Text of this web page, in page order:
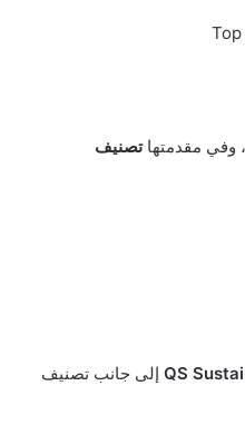
تصنيف
إلى جانب تصنيف